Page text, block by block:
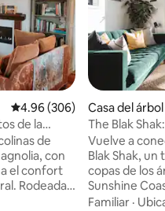
Calificación promedio: 4.96
4.96 (306)
de la
de
con
el confort
Rodeada
de
Casa del
The Blak
Montville
Vuelve a
Blak Shak,
copas de los
Sunshine
con vistas al
Familiar ·